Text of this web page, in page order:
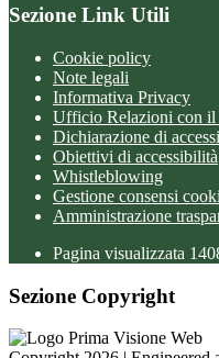
Sezione Link Utili
Cookie policy
Note legali
Informativa Privacy
Ufficio Relazioni con il
Dichiarazione di
Obiettivi di accessibilità
Whistleblowing
Gestione consensi
Amministrazione
Pagina visualizzata
Sezione Copyright